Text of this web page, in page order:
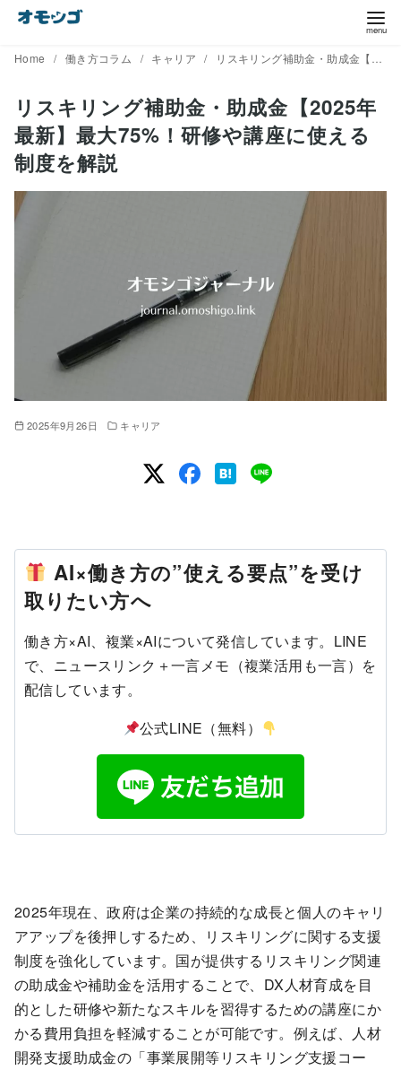
Home 働き方コラム キャリア リスキリング補助金・助成金【2025年最新】最大75%！研修や講座に使える制度を解説
リスキリング補助金・助成金【2025年
最新】最大75%！研修や講座に使える
制度を解説
2025年9月26日 キャリア
AI×働き方の”使える要点”を受け
取りたい方へ
働き方×AI、複業×AIについて発信しています。LINE
で、ニュースリンク＋一言メモ（複業活用も一言）を
配信しています。
公式LINE（無料）
2025年現在、政府は企業の持続的な成長と個人のキャリ
アアップを後押しするため、リスキリングに関する支援
制度を強化しています。国が提供するリスキリング関連
の助成金や補助金を活用することで、DX人材育成を目
的とした研修や新たなスキルを習得するための講座にか
かる費用負担を軽減することが可能です。例えば、人材
開発支援助成金の「事業展開等リスキリング支援コー